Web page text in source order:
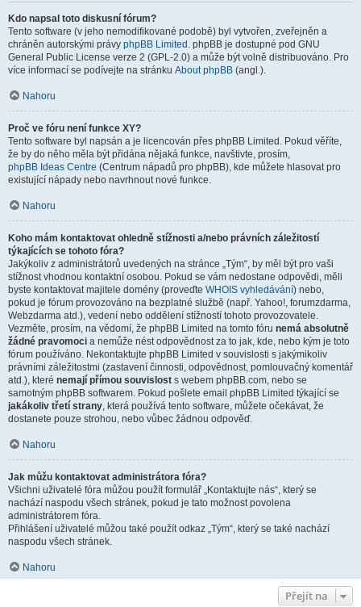
Kdo napsal toto diskusní fórum?
Tento software (v jeho nemodifikované podobě) byl vytvořen, zveřejněn a
chráněn autorskými právy phpBB Limited . phpBB je dostupné pod GNU
General Public License verze 2 (GPL-2.0) a může být volně distribuováno. Pro
více informací se podívejte na stránku About phpBB (angl.).
Nahoru
Proč ve fóru není funkce XY?
Tento software byl napsán a je licencován přes phpBB Limited. Pokud věříte,
že by do něho měla být přidána nějaká funkce, navštivte, prosím,
phpBB Ideas Centre (Centrum nápadů pro phpBB), kde můžete hlasovat pro
existující nápady nebo navrhnout nové funkce.
Nahoru
Koho mám kontaktovat ohledně stížnosti a/nebo právních záležitostí
týkajících se tohoto fóra?
Jakýkoliv z administrátorů uvedených na stránce „Tým“, by měl být pro vaši
stížnost vhodnou kontaktní osobou. Pokud se vám nedostane odpovědi, měli
byste kontaktovat majitele domény (proveďte WHOIS vyhledávání) nebo,
pokud je fórum provozováno na bezplatné službě (např. Yahoo!, forumzdarma,
Webzdarma atd.), vedení nebo oddělení stížností tohoto provozovatele.
Vezměte, prosím, na vědomí, že phpBB Limited na tomto fóru nemá absolutně
žádné pravomoci a nemůže nést odpovědnost za to jak, kde, nebo kým je toto
fórum používáno. Nekontaktujte phpBB Limited v souvislosti s jakýmikoliv
právními záležitostmi (zastavení činnosti, odpovědnost, pomlouvačný komentář
atd.), které nemají přímou souvislost s webem phpBB.com, nebo se
samotným phpBB softwarem. Pokud pošlete email phpBB Limited týkající se
jakákoliv třetí strany, která používá tento software, můžete očekávat, že
dostanete pouze strohou, nebo vůbec žádnou odpověď.
Nahoru
Jak můžu kontaktovat administrátora fóra?
Všichni uživatelé fóra můžou použít formulář „Kontaktujte nás“, který se
nachází naspodu všech stránek, pokud je tato možnost povolena
administrátorem fóra.
Přihlášení uživatelé můžou také použít odkaz „Tým“, který se také nachází
naspodu všech stránek.
Nahoru
Přejít na